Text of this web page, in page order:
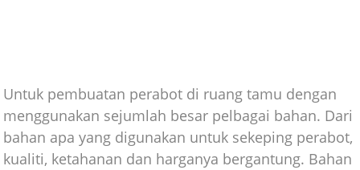
Untuk pembuatan perabot di ruang tamu dengan
menggunakan sejumlah besar pelbagai bahan. Dari
bahan apa yang digunakan untuk sekeping perabot,
kualiti, ketahanan dan harganya bergantung. Bahan